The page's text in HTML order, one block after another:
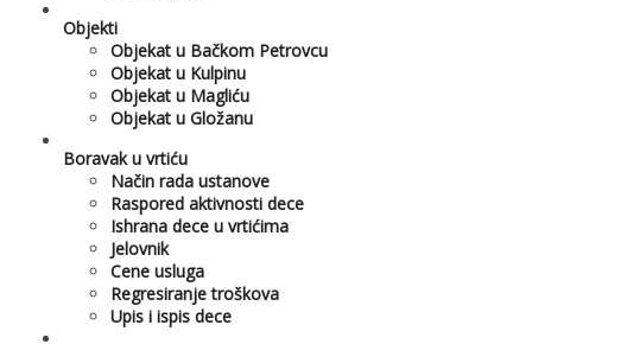
Objekti
Objekat u Bačkom Petrovcu
Objekat u Kulpinu
Objekat u Magliću
Objekat u Gložanu
Boravak u vrtiću
Način rada ustanove
Raspored aktivnosti dece
Ishrana dece u vrtićima
Jelovnik
Cene usluga
Regresiranje troškova
Upis i ispis dece